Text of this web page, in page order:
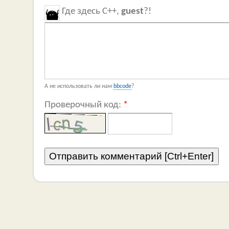
Где здесь C++, guest?!
А не использовать ли нам bbcode?
Проверочный код: *